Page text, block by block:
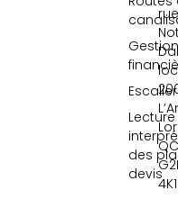
rue
4K1
des
devis